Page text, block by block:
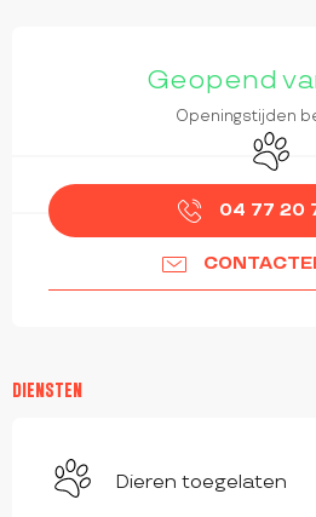
Geopend
Openingstijden
Dieren
04 77 20
DIENSTEN
Dieren toegelaten